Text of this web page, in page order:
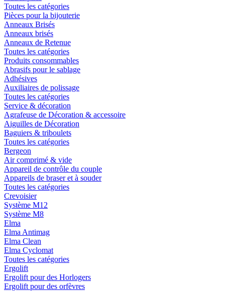
Toutes les catégories
Pièces pour la bijouterie
Anneaux Brisés
Anneaux brisés
Anneaux de Retenue
Toutes les catégories
Produits consommables
Abrasifs pour le sablage
Adhésives
Auxiliaires de polissage
Toutes les catégories
Service & décoration
Agrafeuse de Décoration & accessoire
Aiguilles de Décoration
Baguiers & triboulets
Toutes les catégories
Bergeon
Air comprimé & vide
Appareil de contrôle du couple
Appareils de braser et à souder
Toutes les catégories
Crevoisier
Système M12
Système M8
Elma
Elma Antimag
Elma Clean
Elma Cyclomat
Toutes les catégories
Ergolift
Ergolift pour des Horlogers
Ergolift pour des orfèvres